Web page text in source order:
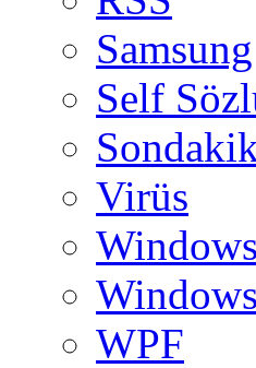
Samsung
Self
Virüs
Windows
WPF